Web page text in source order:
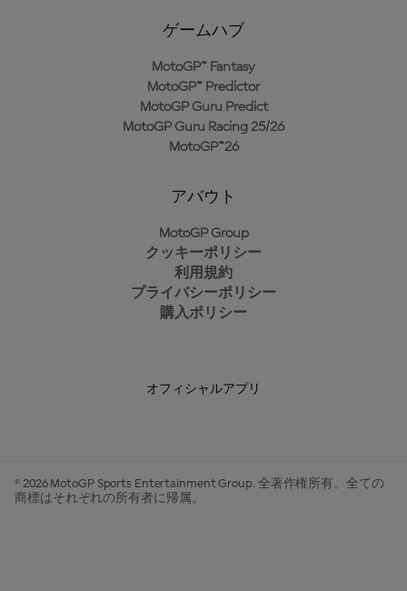
ゲームハブ
MotoGP™ Fantasy
MotoGP™ Predictor
MotoGP Guru Predict
MotoGP Guru Racing 25/26
MotoGP™26
アバウト
MotoGP Group
クッキーポリシー
利用規約
プライバシーポリシー
購入ポリシー
オフィシャルアプリ
© 2026 MotoGP Sports Entertainment Group. 全著作権所有。全ての
商標はそれぞれの所有者に帰属。